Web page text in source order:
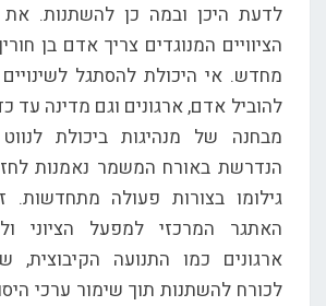
לדעת היכן ובמה כן להשתנות. את
הציוויים המנוגדים צריך אדם בן
מחדש. אי היכולת להסתגל
להוביל אדם, ארגונים וגם מדינה עד
מבחנה של מנהיגות ביכולת
הנדרשת באורח המשמר נאמנות
גילומו בצורות פעולה מתחדשות.
האתגר המרכזי למפעל הציוני
ארגונים כמו התנועה הקיבוצית,
לכורח להשתנות תוך שימור ערכי